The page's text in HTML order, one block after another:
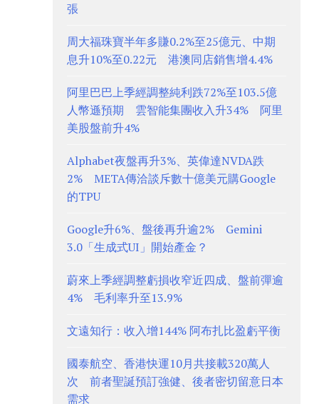
張
周大福珠寶半年多賺0.2%至25億元、中期
息升10%至0.22元 港澳同店銷售增4.4%
阿里巴巴上季經調整純利跌72%至103.5億
人幣遜預期 雲智能集團收入升34% 阿里
美股盤前升4%
Alphabet夜盤再升3%、英偉達NVDA跌
2% META傳洽談斥數十億美元購Google
的TPU
Google升6%、盤後再升逾2% Gemini
3.0「生成式UI」開始產金？
蔚來上季經調整虧損收窄近四成、盤前彈逾
4% 毛利率升至13.9%
文遠知行：收入增144% 阿布扎比盈虧平衡
國泰航空、香港快運10月共接載320萬人
次 前者聖誕預訂強健、後者密切留意日本
需求